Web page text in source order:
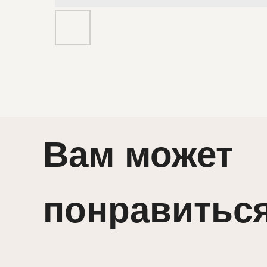
Вам может